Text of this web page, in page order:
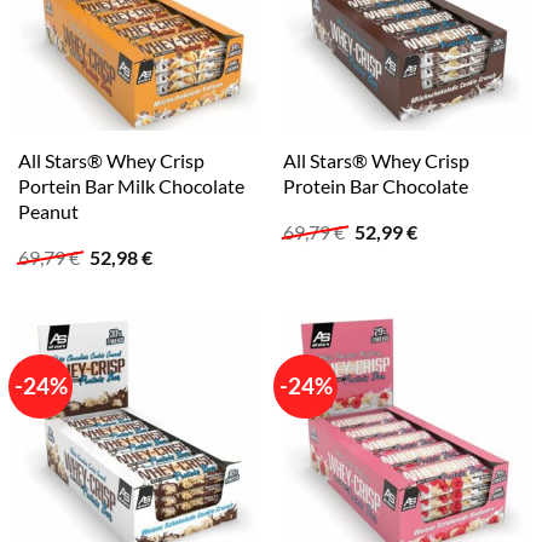
All Stars® Whey Crisp
Portein Bar Milk Chocolate
Peanut
69,79€ Ursprünglicher
Preis
52,98€Aktueller
All Stars® Whey Crisp
Protein Bar Chocolate
69,79€ Ursprünglicher
Preis
52,99€Aktueller
-24% -24%